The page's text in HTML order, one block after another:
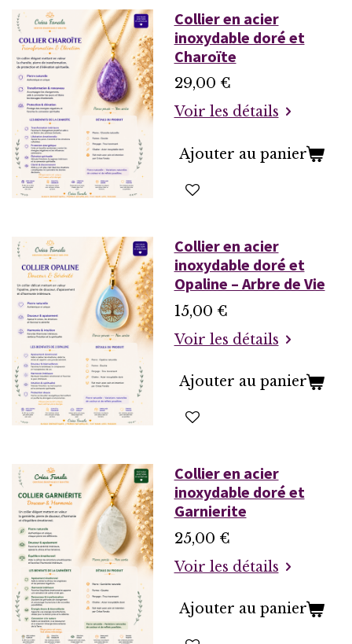
Collier en acier
inoxydable doré et
Charoïte
29,00 €
Voir les détails
Ajouter au panier
Collier en acier
inoxydable doré et
Opaline – Arbre de Vie
15,00 €
Voir les détails
Ajouter au panier
Collier en acier
inoxydable doré et
Garnierite
25,00 €
Voir les détails
Ajouter au panier